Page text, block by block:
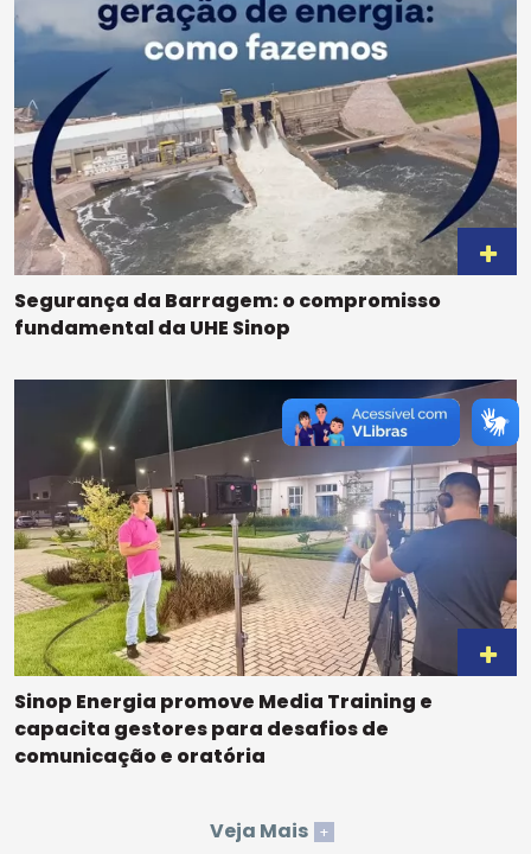
Segurança da Barragem: o compromisso
fundamental da UHE Sinop
Sinop Energia promove Media Training e
capacita gestores para desafios de
comunicação e oratória
Veja Mais +